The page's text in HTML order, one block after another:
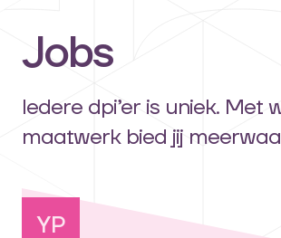
Jobs
Iedere dpi’er is uniek. Met
maatwerk bied jij
YP